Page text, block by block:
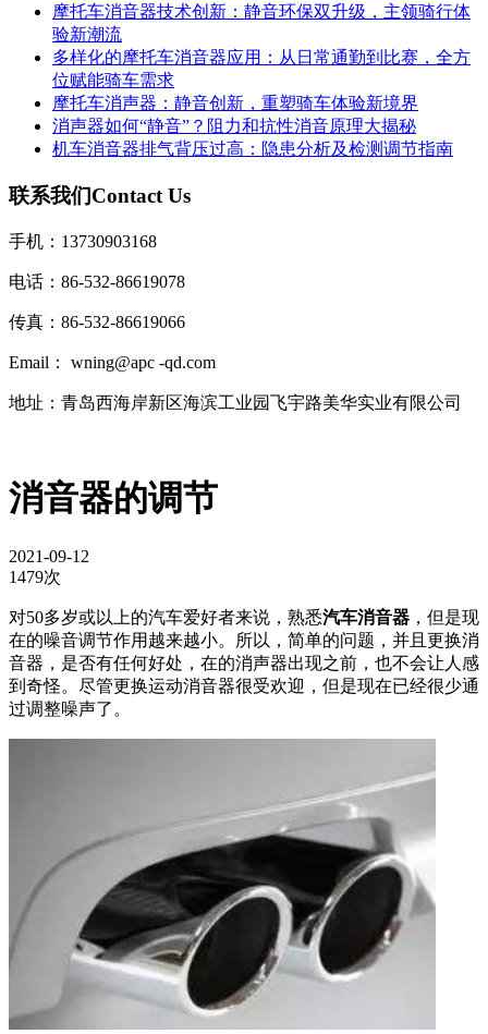
摩托车消音器技术创新：静音环保双升级，主领骑行体
验新潮流
多样化的摩托车消音器应用：从日常通勤到比赛，全方
位赋能骑车需求
摩托车消声器：静音创新，重塑骑车体验新境界
消声器如何“静音”？阻力和抗性消音原理大揭秘
机车消音器排气背压过高：隐患分析及检测调节指南
联系我们Contact Us
手机：13730903168
电话：86-532-86619078
传真：86-532-86619066
Email： wning@apc -qd.com
地址：青岛西海岸新区海滨工业园飞宇路美华实业有限公司
消音器的调节
2021-09-12
1479次
对50多岁或以上的汽车爱好者来说，熟悉汽车消音器 ，但是现
在的噪音调节作用越来越小。所以，简单的问题，并且更换消
音器，是否有任何好处，在的消声器出现之前，也不会让人感
到奇怪。尽管更换运动消音器很受欢迎，但是现在已经很少通
过调整噪声了。